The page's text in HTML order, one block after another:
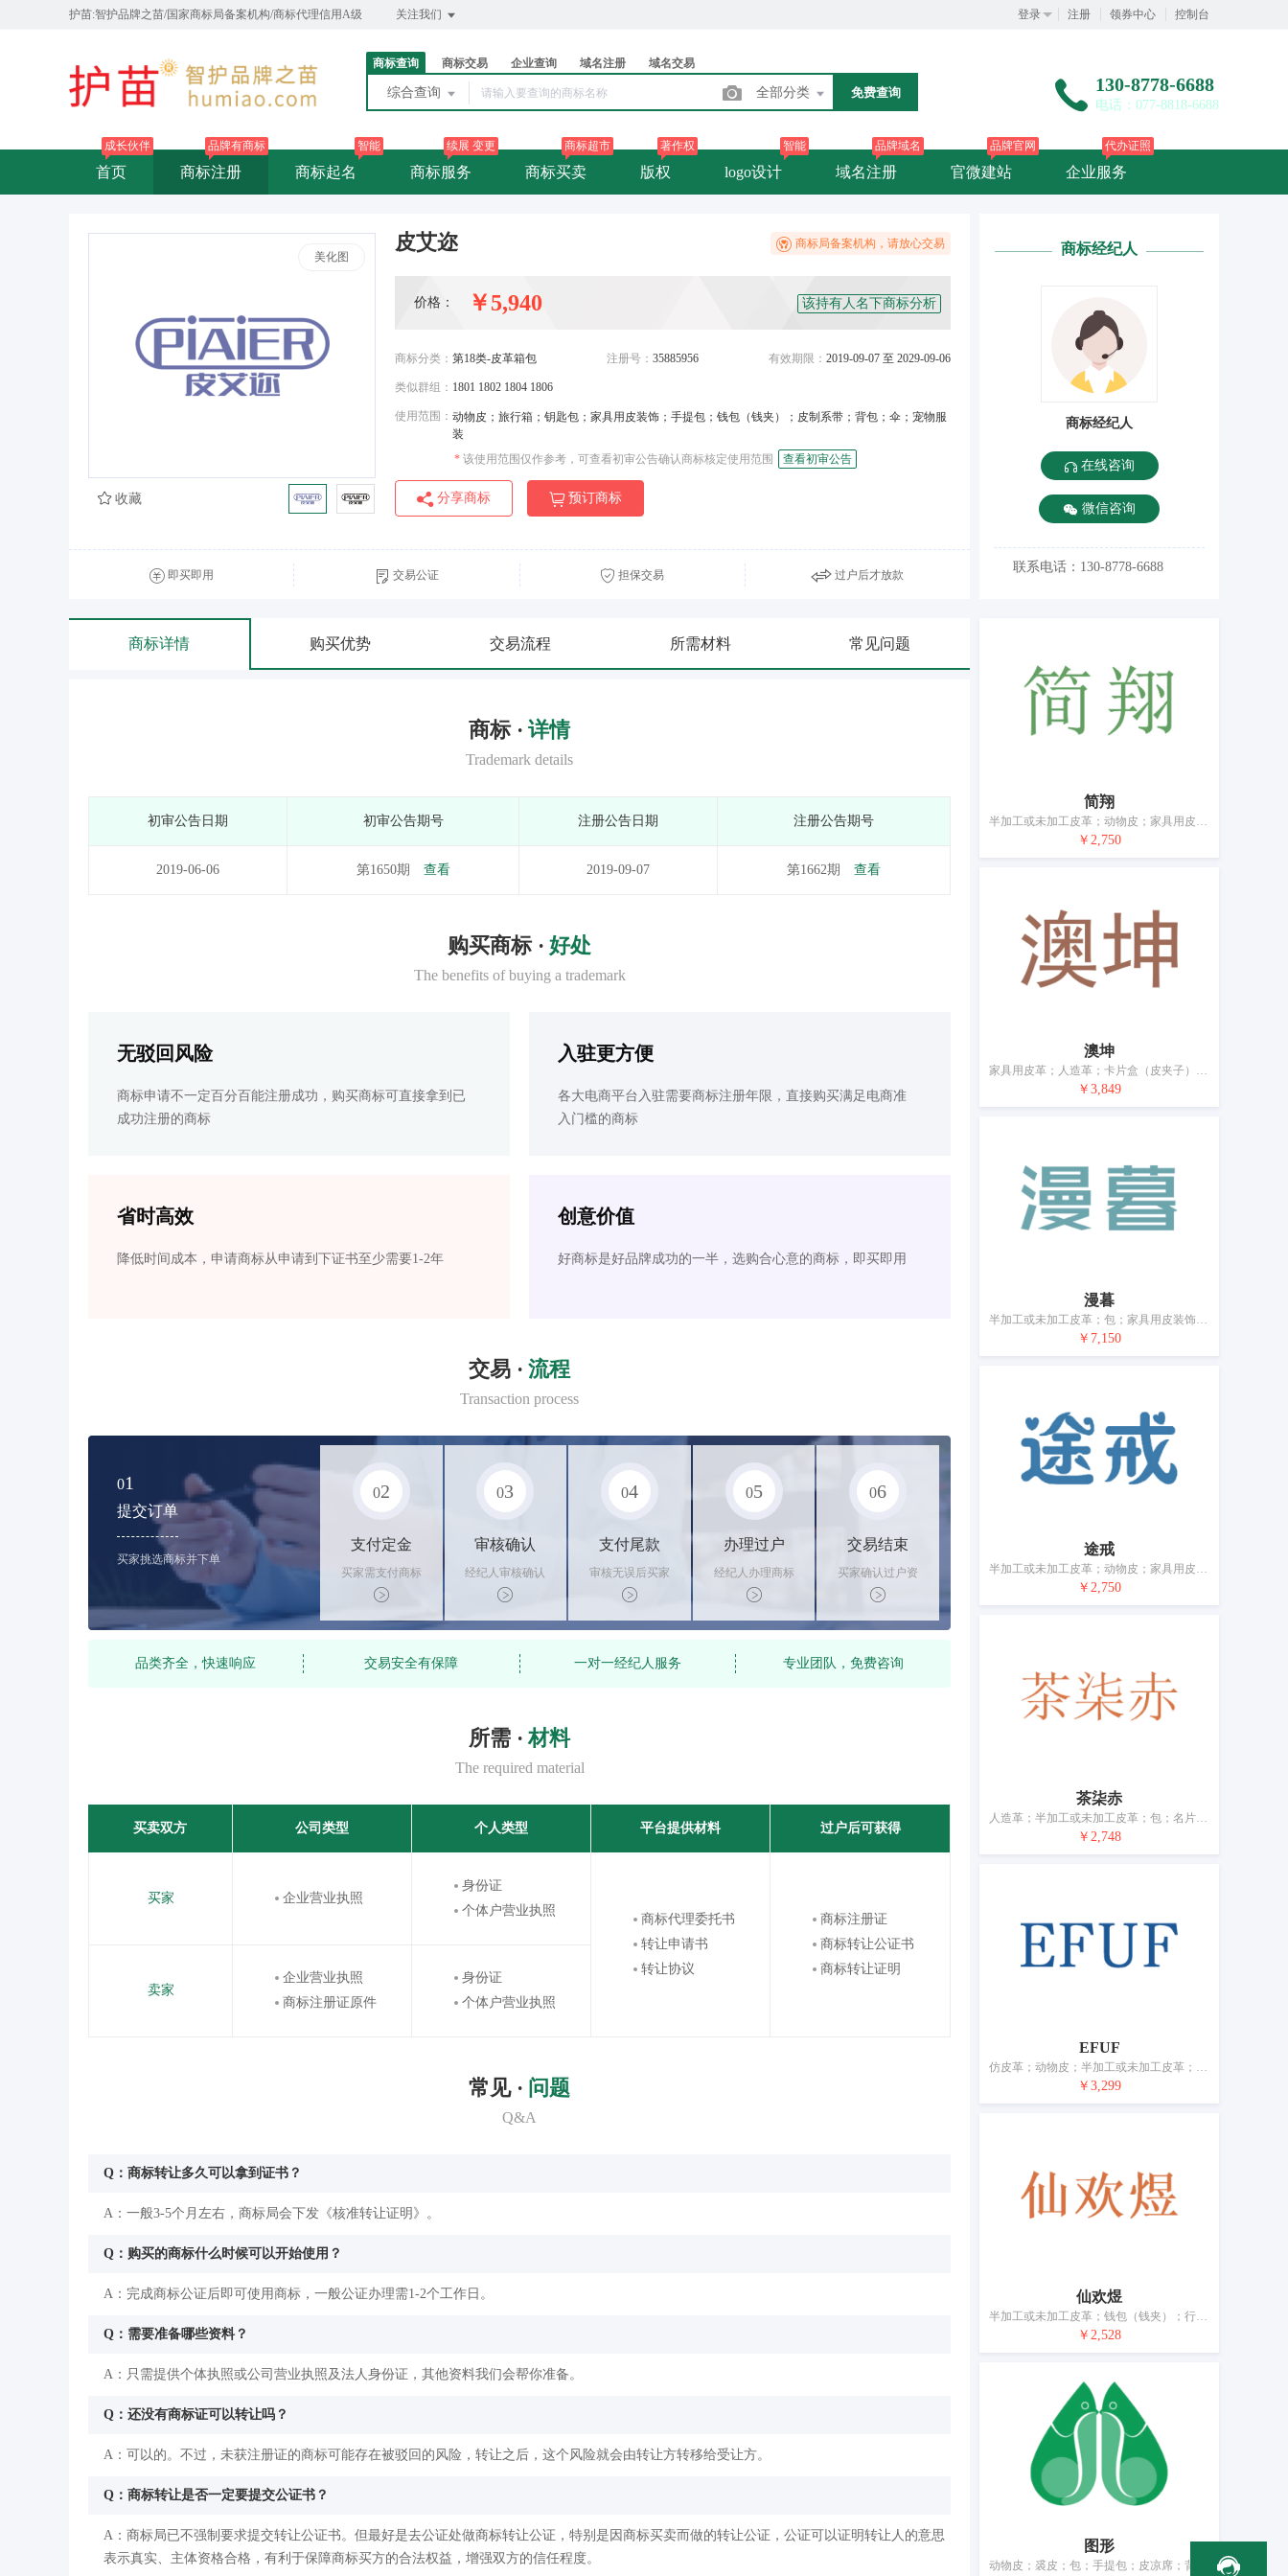
护苗:智护品牌之苗/国家商标局备案机构/商标代理信用A级 关注我们 登录 注册 领券中心 控制台
商标查询 商标交易 企业查询 域名注册 域名交易
综合查询 全部分类 免费查询 130-8778-6688
电话：077-8818-6688
首页
成长伙伴
商标注册
品牌有商标
商标起名
智能
商标服务
续展 变更
商标买卖
商标超市
版权
著作权
logo设计
智能
域名注册
品牌域名
官微建站
品牌官网
企业服务
代办证照
美化图
皮艾迩 商标局备案机构，请放心交易
价格： ￥5,940 该持有人名下商标分析
商标分类： 第18类-皮革箱包 注册号： 35885956 有效期限： 2019-09-07 至 2029-09-06
类似群组： 1801 1802 1804 1806
使用范围： 动物皮；旅行箱；钥匙包；家具用皮装饰；手提包；钱包（钱夹）；皮制系带；背包；伞；宠物服
装
* 该使用范围仅作参考，可查看初审公告确认商标核定使用范围 查看初审公告
分享商标 预订商标
收藏
即买即用 交易公证 担保交易 过户后才放款
商标详情 购买优势 交易流程 所需材料 常见问题
商标 · 详情
Trademark details
初审公告日期 初审公告期号 注册公告日期 注册公告期号
2019-06-06 第1650期 查看 2019-09-07 第1662期 查看
购买商标 · 好处
The benefits of buying a trademark
无驳回风险
商标申请不一定百分百能注册成功，购买商标可直接拿到已
成功注册的商标
入驻更方便
各大电商平台入驻需要商标注册年限，直接购买满足电商准
入门槛的商标
省时高效
降低时间成本，申请商标从申请到下证书至少需要1-2年
创意价值
好商标是好品牌成功的一半，选购合心意的商标，即买即用
交易 · 流程
Transaction process
01
提交订单
买家挑选商标并下单
02
支付定金
买家需支付商标
标价的10%的购
买订金
03
审核确认
经纪人审核确认
商标状态
04
支付尾款
审核无误后买家
支付尾款，卖家
办理相关手续
05
办理过户
经纪人办理商标
转让手续，交付
相关证书
06
交易结束
买家确认过户资
料后，平台解冻
资金支付卖家
品类齐全，快速响应 交易安全有保障 一对一经纪人服务 专业团队，免费咨询
所需 · 材料
The required material
买卖双方 公司类型 个人类型 平台提供材料 过户后可获得
买家 企业营业执照
身份证
个体户营业执照
商标代理委托书
转让申请书
转让协议
商标注册证
商标转让公证书
商标转让证明
卖家
企业营业执照
商标注册证原件
身份证
个体户营业执照
常见 · 问题
Q&A
Q：商标转让多久可以拿到证书？
A：一般3-5个月左右，商标局会下发《核准转让证明》。
Q：购买的商标什么时候可以开始使用？
A：完成商标公证后即可使用商标，一般公证办理需1-2个工作日。
Q：需要准备哪些资料？
A：只需提供个体执照或公司营业执照及法人身份证，其他资料我们会帮你准备。
Q：还没有商标证可以转让吗？
A：可以的。不过，未获注册证的商标可能存在被驳回的风险，转让之后，这个风险就会由转让方转移给受让方。
Q：商标转让是否一定要提交公证书？
A：商标局已不强制要求提交转让公证书。但最好是去公证处做商标转让公证，特别是因商标买卖而做的转让公证，公证可以证明转让人的意思
表示真实、主体资格合格，有利于保障商标买方的合法权益，增强双方的信任程度。
商标经纪人
商标经纪人
在线咨询
微信咨询
联系电话：130-8778-6688
简翔
半加工或未加工皮革；动物皮；家具用皮装饰；钱包（钱夹）；行李箱；包；皮制系带；伞；手杖；宠物服装
￥2,750
澳坤
家具用皮革；人造革；卡片盒（皮夹子）；旅行箱；钱包（钱夹）；儿童雨伞；伞；手杖；动物项圈；马鞍
￥3,849
漫暮
半加工或未加工皮革；包；家具用皮装饰；手提包；背包；行李箱；（女式）钱包；伞；手杖；马具配件
￥7,150
途戒
半加工或未加工皮革；动物皮；家具用皮装饰；钱包（钱夹）；行李箱；包；皮制系带；伞；手杖；宠物服装
￥2,750
茶柒赤
人造革；半加工或未加工皮革；包；名片夹；旅行包；购物袋用拎袋器；伞；登山杖；动物用挽具；马鞍包
￥2,748
EFUF
仿皮革；动物皮；半加工或未加工皮革；包；皮制带子；背包；行李箱；伞；手杖；动物外套
￥3,299
仙欢煜
半加工或未加工皮革；钱包（钱夹）；行李箱；旅行包；包；皮制系带；背包；伞；登山杖；宠物服装
￥2,528
图形